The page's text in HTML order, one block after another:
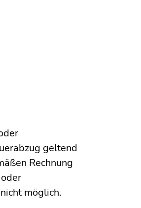
geltend
Rechnung
möglich.